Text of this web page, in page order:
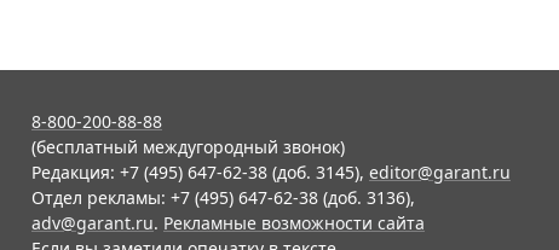
8-800-200-88-88
(бесплатный междугородный звонок)
Редакция: +7 (495) 647-62-38 (доб. 3145), editor@garant.ru
Отдел рекламы: +7 (495) 647-62-38 (доб. 3136),
adv@garant.ru. Рекламные возможности сайта